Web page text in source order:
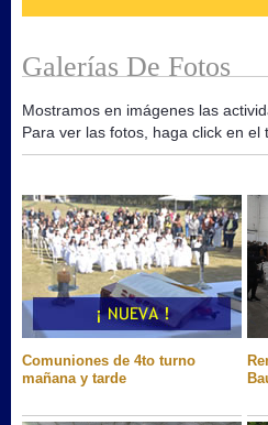
Galerías De Fotos
Mostramos en imágenes las
Para ver las fotos, haga click en el
Comuniones de 4to turno
mañana y tarde